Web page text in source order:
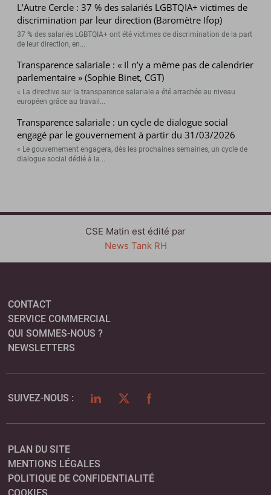
L’Autre Cercle : 37 % des salariés LGBTQIA+ victimes de
discrimination par leur direction (Baromètre Ifop)
37 % des salariés LGBTQIA+ ont été victimes de discrimination de la part
de leur direction, en...
Transparence salariale : « Il n’y a même pas de calendrier
parlementaire » (Sophie Binet, CGT)
« La directive sur la transparence salariale a été arrachée au niveau
européen grâce au travail...
Transparence salariale : un cycle de dialogue social
engagé par le gouvernement à partir du 31/03/2026
« Le gouvernement engagera, dès les prochaines semaines, un cycle de
dialogue social dédié à la...
CSE Matin est édité par
News Tank RH
CONTACT
SERVICE COMMERCIAL
QUI SOMMES-NOUS ?
NEWSLETTERS
SUIVEZ-NOUS : LINKEDINTWITTERFACEBOOK
PLAN DU SITE
MENTIONS LÉGALES
POLITIQUE DE CONFIDENTIALITÉ